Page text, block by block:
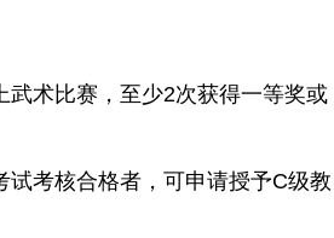
武术比赛，至少2次获得一等奖或
考核合格者，可申请授予C级教